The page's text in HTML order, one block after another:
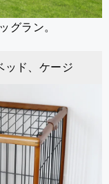
グラン。
ッド、ケージ